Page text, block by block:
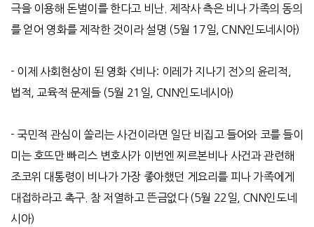
극을 이용해 돈벌이를 한다고 비난. 제작사 측은 비나 가족의 동의
를 얻어 영화를 제작한 것이라 설명 (5월 17일, CNN인도네시아)
- 이제 사회현상이 된 영화 <비나: 이레가 지나기 전>의 윤리적 ,
법적, 교육적 문제들(5월 21 일, CNN인도네시아)
- 국민적 관심이 쏠리는 사건이라면 일단 비집고 들어와 코를 들이
미는 호뜨만 빠리스 변호사가 이번엔 찌르본비나 사건과 관련해
조코위 대통령이 비나가 가장 좋아했던 게요리를 피나 가족에게
대접하라고 촉구. 참 저열하고 뜬금없다(5월 22일, CNN인도네
시아)